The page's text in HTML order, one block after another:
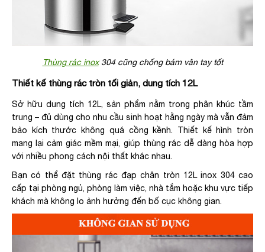
Thùng rác inox304 cũng chống bám vân tay tốt
Thiết kế thùng rác tròn tối giản, dung tích 12L
Sở hữu dung tích 12L, sản phẩm nằm trong phân khúc tầm
trung – đủ dùng cho nhu cầu sinh hoạt hằng ngày mà vẫn đảm
bảo kích thước không quá cồng kềnh. Thiết kế hình tròn
mang lại cảm giác mềm mại, giúp thùng rác dễ dàng hòa hợp
với nhiều phong cách nội thất khác nhau.
Bạn có thể đặt thùng rác đạp chân tròn 12L inox 304 cao
cấp tại phòng ngủ, phòng làm việc, nhà tắm hoặc khu vực tiếp
khách mà không lo ảnh hưởng đến bố cục không gian.